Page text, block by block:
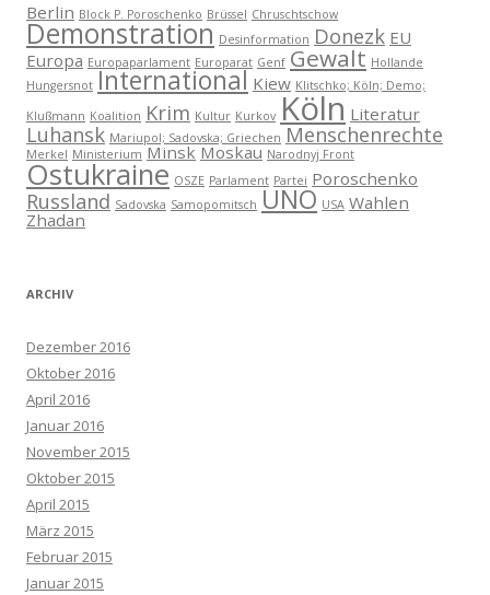
Berlin Block P. Poroschenko Brüssel Chruschtschow
Demonstration Desinformation Donezk EU
Europa Europaparlament Europarat Genf Gewalt Hollande
Hungersnot International Kiew Klitschko; Köln; Demo;
Klußmann Koalition Krim Kultur Kurkov Köln Literatur
Luhansk Mariupol; Sadovska; Griechen Menschenrechte
Merkel Ministerium Minsk Moskau Narodnyj Front
Ostukraine OSZE Parlament Partei Poroschenko
Russland Sadovska Samopomitsch UNO USA Wahlen
Zhadan
ARCHIV
Dezember 2016
Oktober 2016
April 2016
Januar 2016
November 2015
Oktober 2015
April 2015
März 2015
Februar 2015
Januar 2015